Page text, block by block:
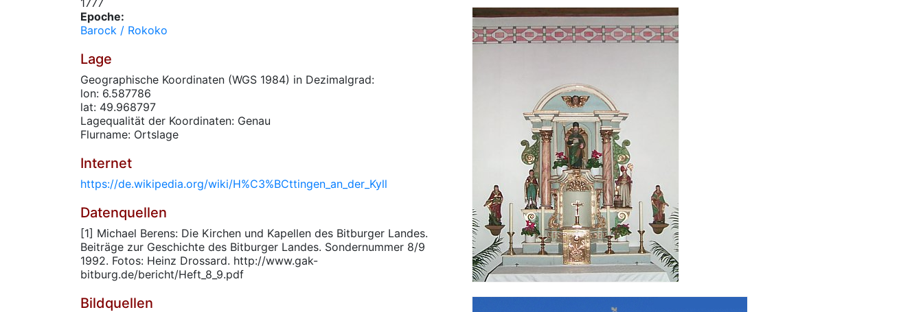
1777
Epoche:
Barock / Rokoko
Lage
Geographische Koordinaten (WGS 1984) in Dezimalgrad:
lon: 6.587786
lat: 49.968797
Lagequalität der Koordinaten: Genau
Flurname: Ortslage
Internet
https://de.wikipedia.org/wiki/H%C3%BCttingen_an_der_Kyll
Datenquellen
[1] Michael Berens: Die Kirchen und Kapellen des Bitburger Landes.
Beiträge zur Geschichte des Bitburger Landes. Sondernummer 8/9
1992. Fotos: Heinz Drossard. http://www.gak-
bitburg.de/bericht/Heft_8_9.pdf
Bildquellen